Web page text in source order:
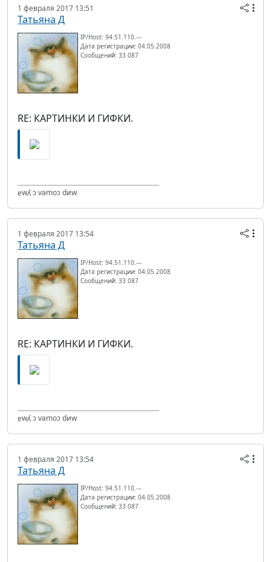
1 февраля 2017 13:51
Татьяна Д
IP/Host: 94.51.110.---
Дата регистрации: 04.05.2008
Сообщений: 33 087
RE: КАРТИНКИ И ГИФКИ.
ɐwʎ ɔ vǝmоɔ dиw
1 февраля 2017 13:54
Татьяна Д
IP/Host: 94.51.110.---
Дата регистрации: 04.05.2008
Сообщений: 33 087
RE: КАРТИНКИ И ГИФКИ.
ɐwʎ ɔ vǝmоɔ dиw
1 февраля 2017 13:54
Татьяна Д
IP/Host: 94.51.110.---
Дата регистрации: 04.05.2008
Сообщений: 33 087